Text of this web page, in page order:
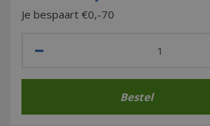
Je bespaart €0,-70